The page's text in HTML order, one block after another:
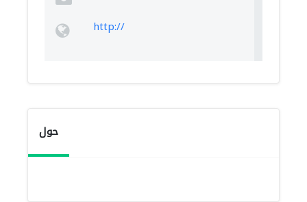
http://
حول